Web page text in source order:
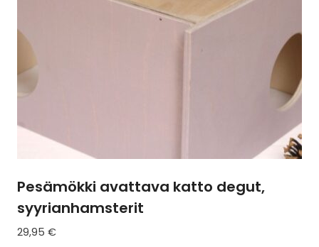
sivulla.
Pesämökki avattava katto degut,
syyrianhamsterit
29,95 €